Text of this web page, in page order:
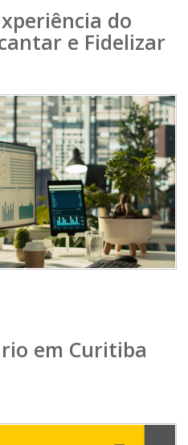
do
e Fidelizar
em Curitiba